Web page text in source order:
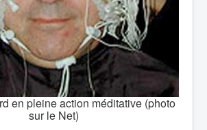
en pleine action méditative (photo
sur le Net)